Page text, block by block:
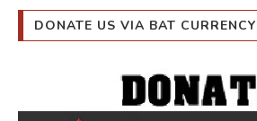
DONATE US VIA BAT CURRENCY